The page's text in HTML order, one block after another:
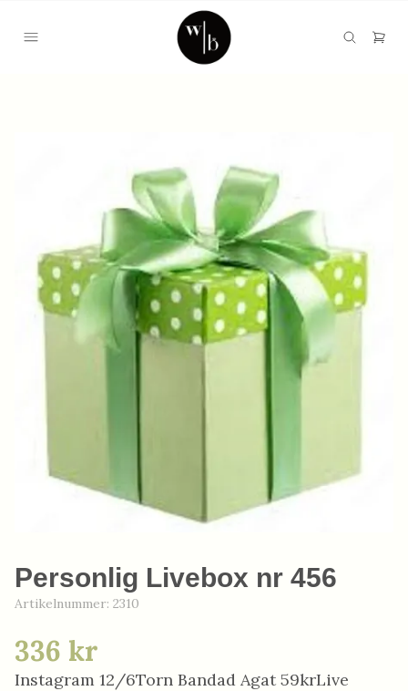
Personlig Livebox nr 456
Artikelnummer: 2310
336 kr
Instagram 12/6Torn Bandad Agat 59krLive